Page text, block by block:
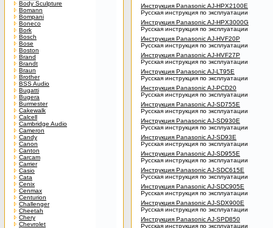
Body Sculpture
Bomann
Bompani
Boneco
Bork
Bosch
Bose
Boston
Brand
Brandt
Braun
Brother
BSS Audio
Bugatti
Bugera
Burmester
Cakewalk
Calcell
Cambridge Audio
Cameron
Candy
Canon
Canton
Carcam
Carrier
Casio
Cata
Cenix
Cenmax
Centurion
Challenger
Cheetah
Chery
Chevrolet
Инструкция Panasonic AJ-HPX2100E
Русская инструкция по эксплуатации
Инструкция Panasonic AJ-HPX3000G
Русская инструкция по эксплуатации
Инструкция Panasonic AJ-HVF20P
Русская инструкция по эксплуатации
Инструкция Panasonic AJ-HVF27P
Русская инструкция по эксплуатации
Инструкция Panasonic AJ-LT95E
Русская инструкция по эксплуатации
Инструкция Panasonic AJ-PCD20
Русская инструкция по эксплуатации
Инструкция Panasonic AJ-SD755E
Русская инструкция по эксплуатации
Инструкция Panasonic AJ-SD930E
Русская инструкция по эксплуатации
Инструкция Panasonic AJ-SD93E
Русская инструкция по эксплуатации
Инструкция Panasonic AJ-SD955E
Русская инструкция по эксплуатации
Инструкция Panasonic AJ-SDC615E
Русская инструкция по эксплуатации
Инструкция Panasonic AJ-SDC905E
Русская инструкция по эксплуатации
Инструкция Panasonic AJ-SDX900E
Русская инструкция по эксплуатации
Инструкция Panasonic AJ-SPD850
Русская инструкция по эксплуатации